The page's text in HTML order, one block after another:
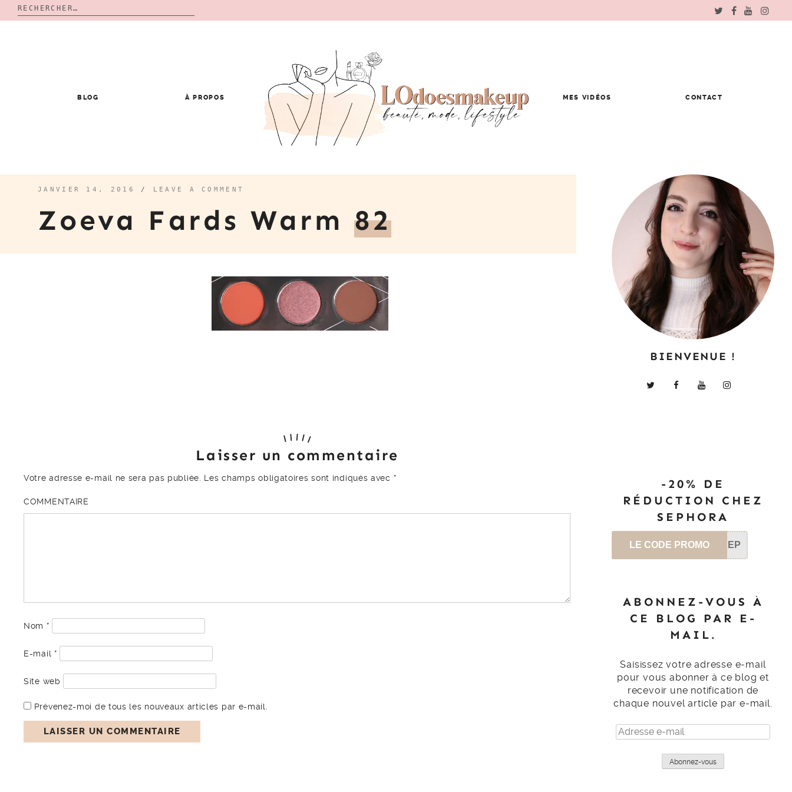
Rechercher :
BLOG À PROPOS MES VIDÉOS CONTACT
JANVIER 14, 2016 / LEAVE A COMMENT
Zoeva Fards Warm 82
Laisser un commentaire
Votre adresse e-mail ne sera pas publiée. Les champs obligatoires sont indiqués avec *
COMMENTAIRE
Nom *
E-mail *
Site web
Prévenez-moi de tous les nouveaux articles par e-mail.
BIENVENUE !
-20% DE
RÉDUCTION CHEZ
SEPHORA
LE CODE PROMO SEP
ABONNEZ-VOUS À
CE BLOG PAR E-
MAIL.
Saisissez votre adresse e-mail
pour vous abonner à ce blog et
recevoir une notification de
chaque nouvel article par e-mail.
Adresse
e-
Abonnez-vous